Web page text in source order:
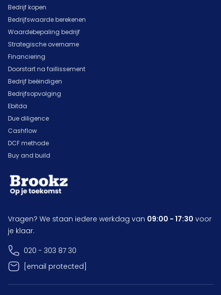
Bedrijf kopen
Bedrijfswaarde berekenen
Waardebepaling bedrijf
Strategische overname
Financiering
Doorstart na faillissement
Bedrijf beëindigen
Bedrijfsopvolging
Ebitda
Due diligence
Cashflow
DCF methode
Buy and build
Vragen? We staan iedere werkdag van 09:00 - 17:30 voor
je klaar.
020 - 303 87 30
[email protected]